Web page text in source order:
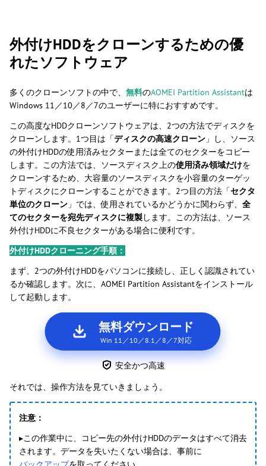
外付けHDDをクローンするための優
れたソフトウェア
多くのクローンソフトの中で、 無料のAOMEI Partition Assistantは
Windows 11／10／8／7のユーザーに特におすすめです。
この高度なHDDクローンソフトウェアは、2つの方法でディスクを
クローンします。1つ目は「ディスクの高速クローン 」し、ソース
の外付けHDDの使用済みセクターまたは全てのセクターをコピー
します。この方法では、ソースディスク上の使用済み領域だけを
クローンするため、大容量のソースディスクを小容量のターゲッ
トディスクにクローンすることができます。2つ目の方法「セクタ
単位のクローン 」では、使用されているかどうかに関わらず、 全
てのセクターを宛先ディスクに複製します。この方法は、ソース
外付けHDDに不良セクターがある場合に便利です。
外付けHDDクローニング手順：
まず、2つの外付けHDDをパソコンに接続し、正しく認識されてい
るか確認します。次に、AOMEI Partition Assistantをインストール
して起動します。
無料ダウンロード
Win 11／10／8.1／8／7対応
安全かつ高速
それでは、操作方法を見ていきましょう。
注意：
▸この作業中に、コピー先の外付けHDDのデータはすべて消去
されます。データを失いたくない場合は、事前に